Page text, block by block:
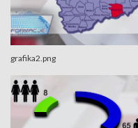
grafika2.png